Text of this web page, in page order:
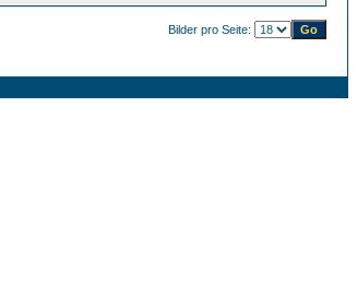
Bilder pro Seite: